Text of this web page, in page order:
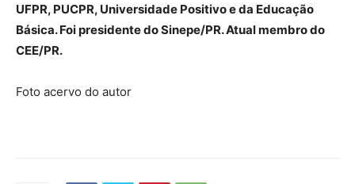
UFPR, PUCPR, Universidade Positivo e da Educação
Básica. Foi presidente do Sinepe/PR. Atual membro do
CEE/PR.
Foto acervo do autor